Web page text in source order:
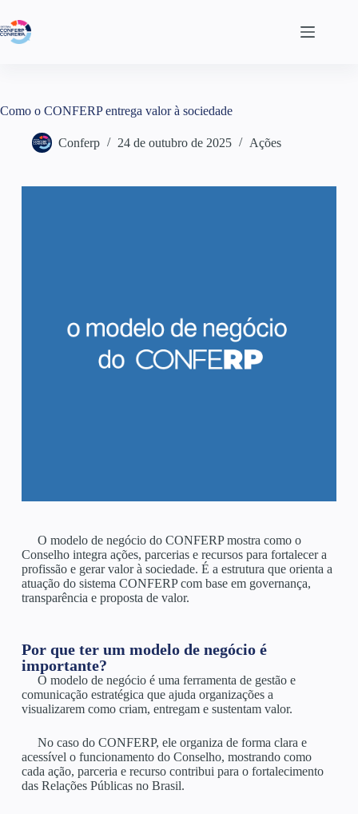
Como o CONFERP entrega valor à sociedade
Conferp 24 de outubro de 2025 Ações
O modelo de negócio do CONFERP mostra como o
Conselho integra ações, parcerias e recursos para fortalecer a
profissão e gerar valor à sociedade. É a estrutura que orienta a
atuação do sistema CONFERP com base em governança,
transparência e proposta de valor.
Por que ter um modelo de negócio é
importante?
O modelo de negócio é uma ferramenta de gestão e
comunicação estratégica que ajuda organizações a
visualizarem como criam, entregam e sustentam valor.
No caso do CONFERP, ele organiza de forma clara e
acessível o funcionamento do Conselho, mostrando como
cada ação, parceria e recurso contribui para o fortalecimento
das Relações Públicas no Brasil.